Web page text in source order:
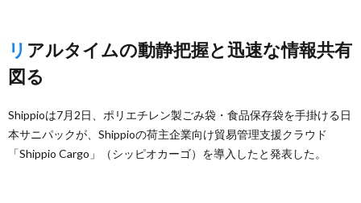
リアルタイムの動静把握と迅速な情報共有
図る
Shippioは7月2日、ポリエチレン製ごみ袋・食品保存袋を手掛ける日
本サニパックが、Shippioの荷主企業向け貿易管理支援クラウド
「Shippio Cargo」（シッピオカーゴ）を導入したと発表した。